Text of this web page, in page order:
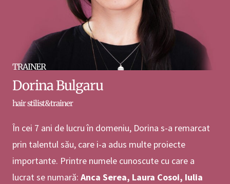
TRAINER
Dorina Bulgaru
hair stilist&trainer
În cei 7 ani de lucru în domeniu, Dorina s-a remarcat
prin talentul său, care i-a adus multe proiecte
importante. Printre numele cunoscute cu care a
lucrat se numară: Anca Serea, Laura Cosoi, Iulia